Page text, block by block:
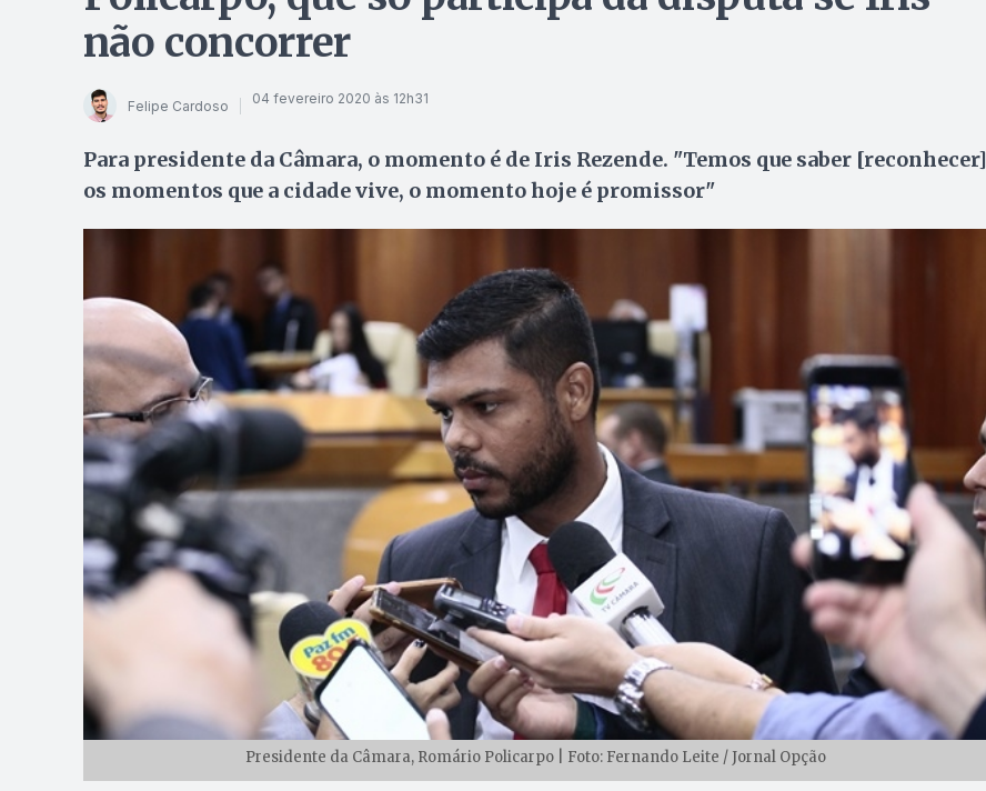
não concorrer
Felipe Cardoso 04 fevereiro 2020 às 12h31
Para presidente da Câmara, o momento é de Iris Rezende. "Temos que saber [reconhecer]
os momentos que a cidade vive, o momento hoje é promissor"
Presidente da Câmara, Romário Policarpo | Foto: Fernando Leite / Jornal Opção